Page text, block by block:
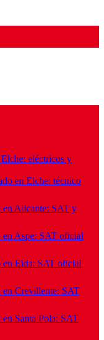
eléctricos y
en Elche: técnico
en Alicante: SAT y
en Aspe: SAT oficial
en Elda: SAT oficial
en Crevillente: SAT
Santa Pola: SAT